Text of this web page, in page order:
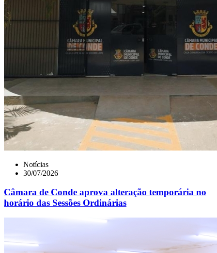
Notícias
30/07/2026
Câmara de Conde aprova alteração temporária no
horário das Sessões Ordinárias